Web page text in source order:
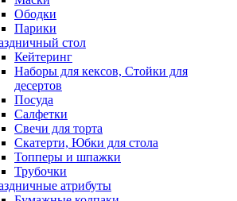
Ободки
Парики
стол
Кейтеринг
Наборы для кексов, Стойки для
десертов
Посуда
Салфетки
Свечи для торта
Скатерти, Юбки для стола
Топперы и шпажки
Трубочки
атрибуты